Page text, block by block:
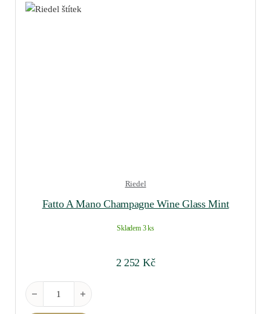
Riedel
Fatto A Mano Champagne Wine Glass Mint
Skladem 3 ks
2 252 Kč
Fatto A Mano Champagne Wine Glass Mint množství